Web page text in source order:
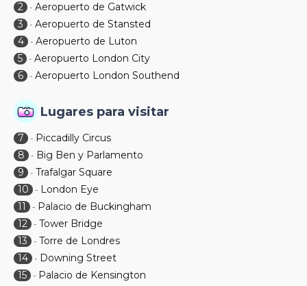
2 - Aeropuerto de Gatwick
3
- Aeropuerto de Stansted
4 - Aeropuerto de Luton
5 - Aeropuerto London City
6 - Aeropuerto London Southend
Lugares para visitar
7 - Piccadilly Circus
8
- Big Ben y Parlamento
9
- Trafalgar Square
10
- London Eye
11
- Palacio de Buckingham
12 - Tower Bridge
13
- Torre de Londres
14 - Downing Street
15 - Palacio de Kensington